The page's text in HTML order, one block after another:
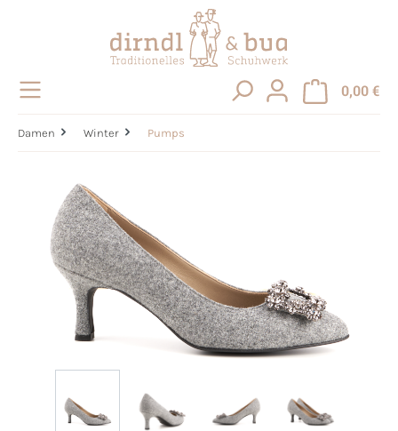
0,00 €
Damen Winter Pumps